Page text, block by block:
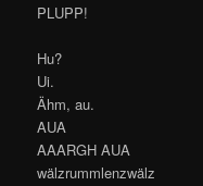
PLUPP!
Hu?
Ui.
Ähm, au.
AUA
AAARGH AUA
wälzrummlenzwälz